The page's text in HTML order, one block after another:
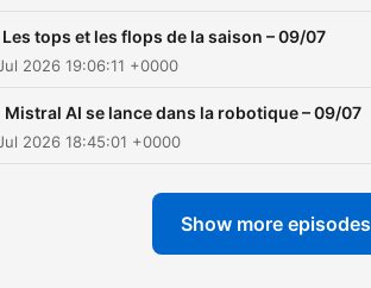
Les tops et les flops de la saison – 09/07
2026 19:06:11 +0000
Mistral AI se lance dans la robotique – 09/07
2026 18:45:01 +0000
Show more episodes